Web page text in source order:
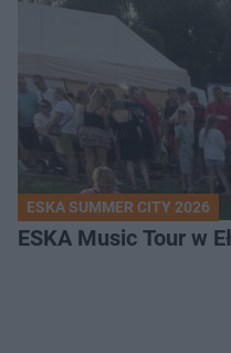
ESKA SUMMER CITY 2026
ESKA Music Tour w